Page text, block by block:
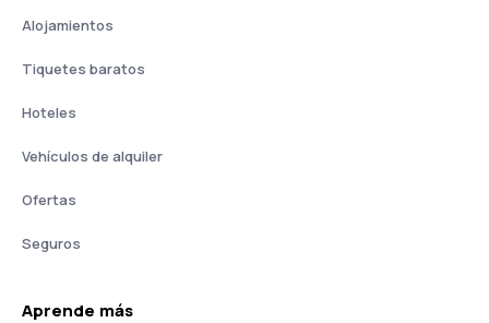
Alojamientos
Tiquetes baratos
Hoteles
Vehículos de alquiler
Ofertas
Seguros
Aprende más